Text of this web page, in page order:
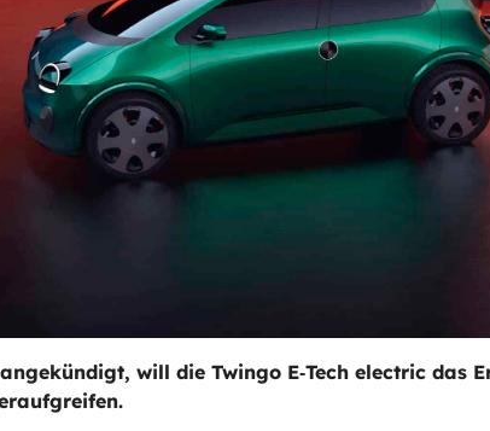
will die Twingo E‑Tech electric das